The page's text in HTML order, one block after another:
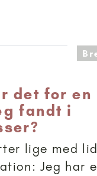
anbefalet til
det for en
fandt i
lige med
Jeg har